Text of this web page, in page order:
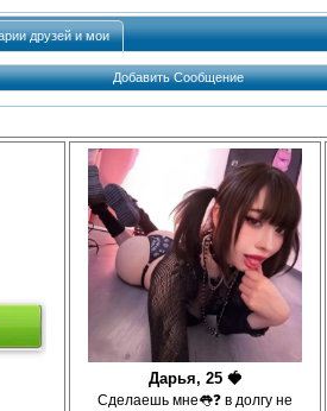
друзей и мои
Добавить Сообщение
Дарья, 25 🍓
Сделаешь мне👅❓ в долгу не